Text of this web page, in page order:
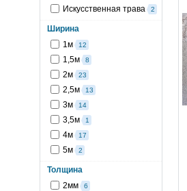
Искусственная трава 2
Ширина
1м
12
1,5м 8
2м 23
2,5м 13
3м 14
3,5м 1
4м 17
5м 2
Толщина
2мм
6